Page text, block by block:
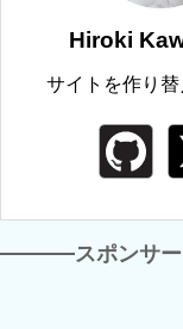
Hiroki
サイトを作り
スポンサ